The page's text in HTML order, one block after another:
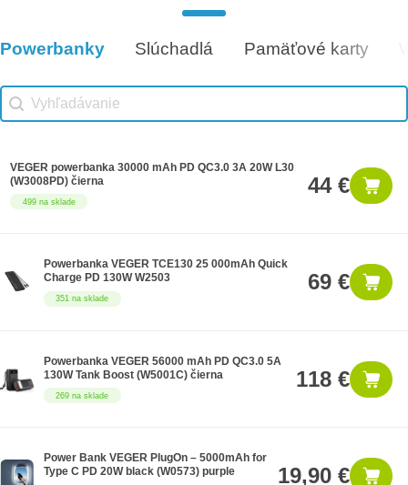
9 na sklade
Vhodné príslušenstvo
Powerbanky Slúchadlá Pamäťové karty
Vhodné príslušenstvo search
Search content
499 na sklade
VEGER powerbanka 30000 mAh PD QC3.0 3A 20W L30
(W3008PD) čierna
44 €
351 na sklade
Powerbanka VEGER TCE130 25 000mAh Quick
Charge PD 130W W2503
69 €
269 na sklade
Powerbanka VEGER 56000 mAh PD QC3.0 5A
130W Tank Boost (W5001C) čierna
118 €
Power Bank VEGER PlugOn – 5000mAh for
Type C PD 20W black (W0573) purple
19,90 €